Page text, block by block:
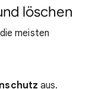
löschen
meisten
aus.